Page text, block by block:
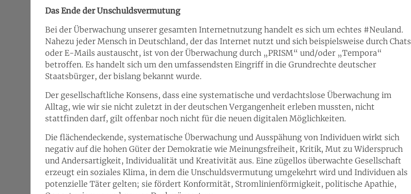
Das Ende der Unschuldsvermutung
Bei der Überwachung unserer gesamten Internetnutzung handelt es sich um echtes #Neuland.
Nahezu jeder Mensch in Deutschland, der das Internet nutzt und sich beispielsweise durch Chats
oder E-Mails austauscht, ist von der Überwachung durch „PRISM“ und/oder „Tempora“
betroffen. Es handelt sich um den umfassendsten Eingriff in die Grundrechte deutscher
Staatsbürger, der bislang bekannt wurde.
Der gesellschaftliche Konsens, dass eine systematische und verdachtslose Überwachung im
Alltag, wie wir sie nicht zuletzt in der deutschen Vergangenheit erleben mussten, nicht
stattfinden darf, gilt offenbar noch nicht für die neuen digitalen Möglichkeiten.
Die flächendeckende, systematische Überwachung und Ausspähung von Individuen wirkt sich
negativ auf die hohen Güter der Demokratie wie Meinungsfreiheit, Kritik, Mut zu Widerspruch
und Andersartigkeit, Individualität und Kreativität aus. Eine zügellos überwachte Gesellschaft
erzeugt ein soziales Klima, in dem die Unschuldsvermutung umgekehrt wird und Individuen als
potenzielle Täter gelten; sie fördert Konformität, Stromlinienförmigkeit, politische Apathie,